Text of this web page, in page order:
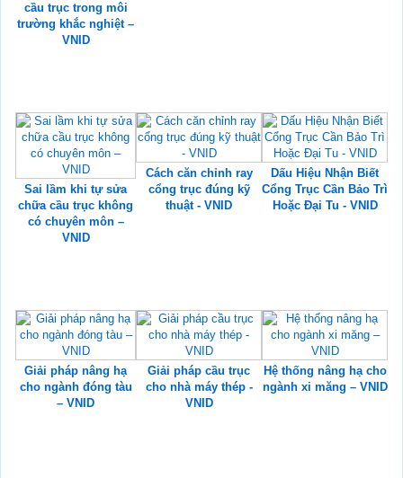
cầu trục trong môi
trường khắc nghiệt –
VNID
Sai lầm khi tự sửa
chữa cầu trục không
có chuyên môn –
VNID
Cách căn chỉnh ray
cổng trục đúng kỹ
thuật - VNID
Dấu Hiệu Nhận Biết
Cổng Trục Cần Bảo Trì
Hoặc Đại Tu - VNID
Giải pháp nâng hạ
cho ngành đóng tàu
– VNID
Giải pháp cầu trục
cho nhà máy thép -
VNID
Hệ thống nâng hạ cho
ngành xi măng – VNID